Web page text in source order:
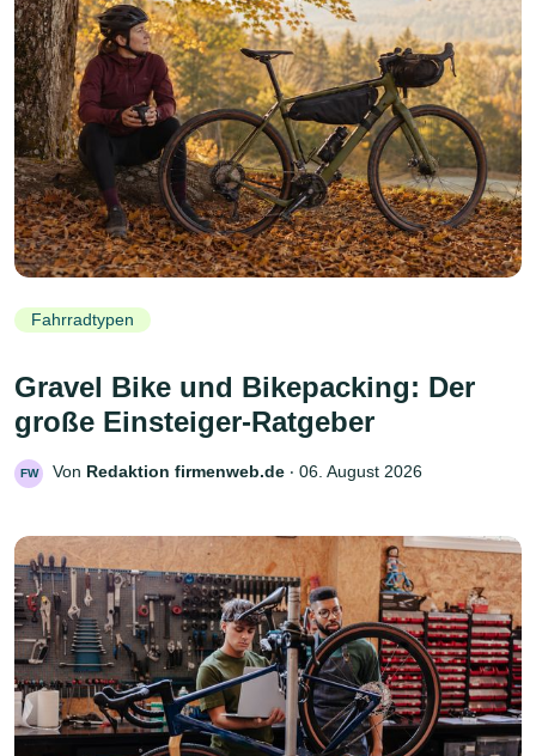
Fahrradtypen
Gravel Bike und Bikepacking: Der
große Einsteiger-Ratgeber
FW Von Redaktion firmenweb.de ‧ 06. August 2026